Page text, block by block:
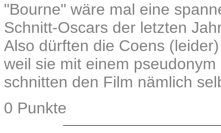
"Bourne" wäre mal eine
Schnitt-Oscars der letzten
Also dürften die Coens
weil sie mit einem
schnitten den Film nämlich
0 Punkte